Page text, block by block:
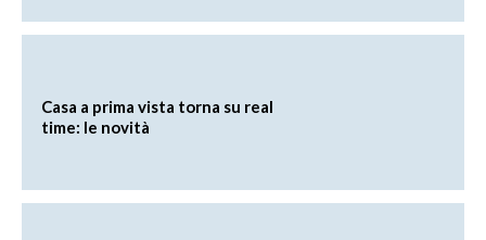
Casa a prima vista torna su real
time: le novità